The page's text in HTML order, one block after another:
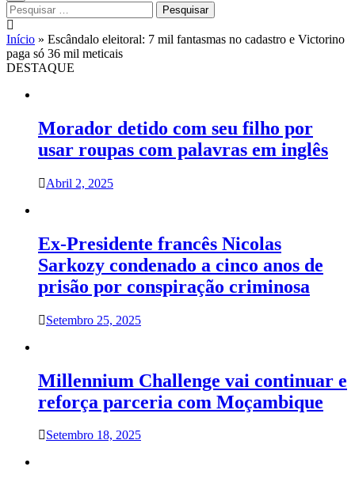
Pesquisar
por:
Início » Escândalo eleitoral: 7 mil fantasmas no cadastro e Victorino
paga só 36 mil meticais
DESTAQUE
Morador detido com seu filho por
usar roupas com palavras em inglês
Abril 2, 2025
Ex-Presidente francês Nicolas
Sarkozy condenado a cinco anos de
prisão por conspiração criminosa
Setembro 25, 2025
Millennium Challenge vai continuar e
reforça parceria com Moçambique
Setembro 18, 2025